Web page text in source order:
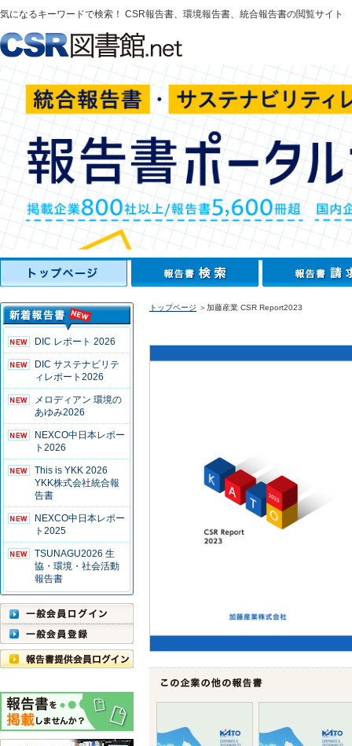
気になるキーワードで検索！ CSR報告書、環境報告書、統合報告書の閲覧サイト
DIC レポート 2026
DIC サステナビリテ
ィレポート2026
メロディアン 環境の
あゆみ2026
NEXCO中日本レポー
ト2026
This is YKK 2026
YKK株式会社統合報
告書
NEXCO中日本レポー
ト2025
TSUNAGU2026 生
協・環境・社会活動
報告書
トップページ ＞加藤産業 CSR Report2023